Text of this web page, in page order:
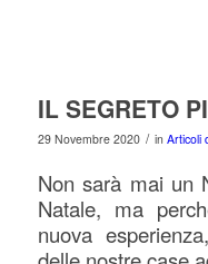
IL SEGRETO
29 Novembre 2020 / in Articoli
Non sarà mai un
Natale, ma
nuova